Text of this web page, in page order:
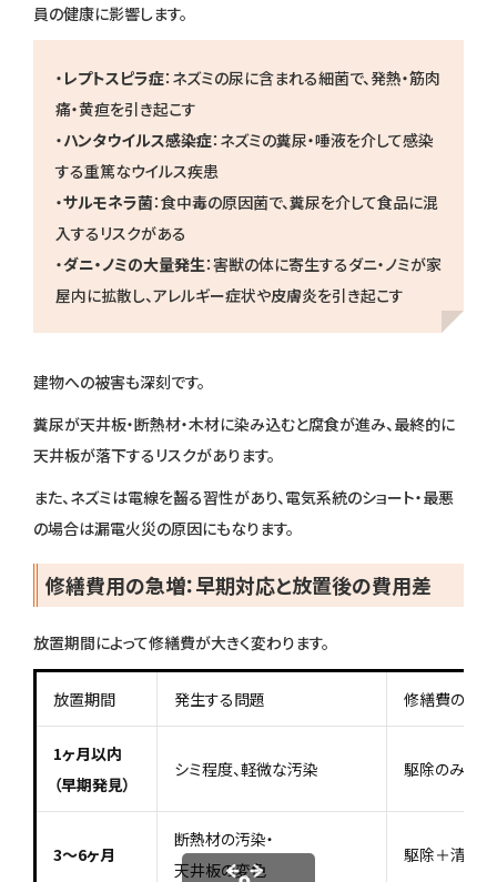
員の健康に影響します。
・ レプトスピラ症：ネズミの尿に含まれる細菌で、発熱・筋肉
痛・黄疸を引き起こす
・ハンタウイルス感染症：ネズミの糞尿・唾液を介して感染
する重篤なウイルス疾患
・サルモネラ菌：食中毒の原因菌で、糞尿を介して食品に混
入するリスクがある
・ダニ・ノミの大量発生：害獣の体に寄生するダニ・ノミが家
屋内に拡散し、アレルギー症状や皮膚炎を引き起こす
建物への被害も深刻です。
糞尿が天井板・断熱材・木材に染み込むと腐食が進み、最終的に
天井板が落下するリスクがあります。
また、ネズミは電線を齧る習性があり、電気系統のショート・最悪
の場合は漏電火災の原因にもなります。
修繕費用の急増：早期対応と放置後の費用差
放置期間によって修繕費が大きく変わります。
放置期間 発生する問題 修繕費の目安
1ヶ月以内
（早期発見）
シミ程度、軽微な汚染 駆除のみ：5
3〜6ヶ月
断熱材の汚染・
天井板の変色
駆除＋清掃